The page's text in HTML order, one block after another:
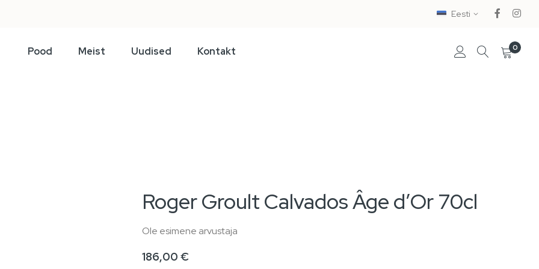
Eesti
Pood Meist Uudised Kontakt 0
Roger Groult Calvados Âge d’Or 70cl
Ole esimene arvustaja
186,00 €